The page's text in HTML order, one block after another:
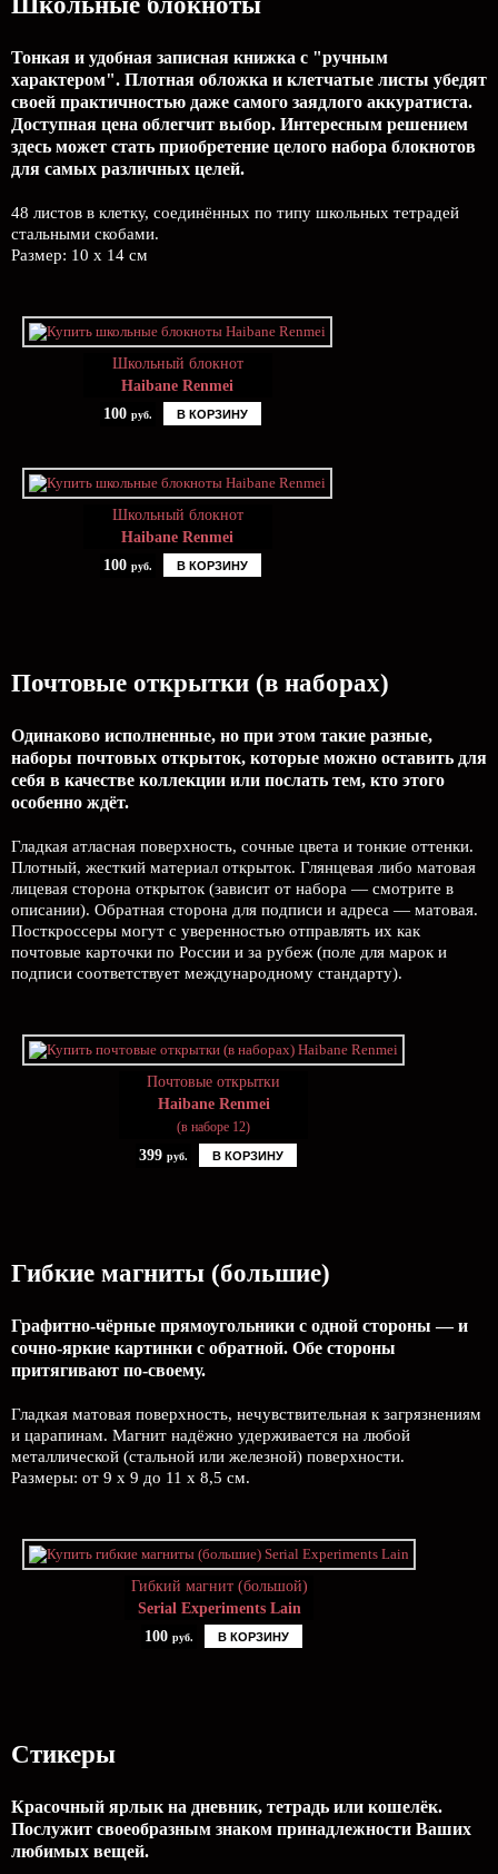
Тонкая и удобная записная книжка с "ручным
характером". Плотная обложка и клетчатые листы убедят
своей практичностью даже самого заядлого аккуратиста.
Доступная цена облегчит выбор. Интересным решением
здесь может стать приобретение целого набора блокнотов
для самых различных целей.
48 листов в клетку, соединённых по типу школьных тетрадей
стальными скобами.
Размер: 10 x 14 см
Школьный блокнот
Haibane Renmei
100 руб. В КОРЗИНУ
Школьный блокнот
Haibane Renmei
100 руб. В КОРЗИНУ
Почтовые открытки (в наборах)
Одинаково исполненные, но при этом такие разные,
наборы почтовых открыток, которые можно оставить для
себя в качестве коллекции или послать тем, кто этого
особенно ждёт.
Гладкая атласная поверхность, сочные цвета и тонкие оттенки.
Плотный, жесткий материал открыток. Глянцевая либо матовая
лицевая сторона открыток (зависит от набора — смотрите в
описании). Обратная сторона для подписи и адреса — матовая.
Посткроссеры могут с уверенностью отправлять их как
почтовые карточки по России и за рубеж (поле для марок и
подписи соответствует международному стандарту).
Почтовые открытки
Haibane Renmei
(в наборе 12)
399 руб. В КОРЗИНУ
Гибкие магниты (большие)
Графитно-чёрные прямоугольники с одной стороны — и
сочно-яркие картинки с обратной. Обе стороны
притягивают по-своему.
Гладкая матовая поверхность, нечувствительная к загрязнениям
и царапинам. Магнит надёжно удерживается на любой
металлической (стальной или железной) поверхности.
Размеры: от 9 х 9 до 11 х 8,5 см.
Гибкий магнит (большой)
Serial Experiments Lain
100 руб. В КОРЗИНУ
Стикеры
Красочный ярлык на дневник, тетрадь или кошелёк.
Послужит своеобразным знаком принадлежности Ваших
любимых вещей.